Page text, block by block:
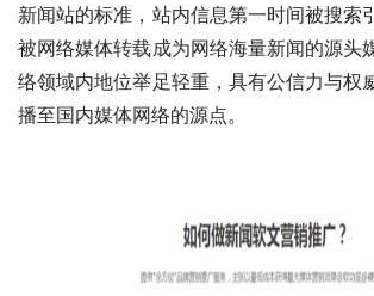
新闻站的标准，站内信息第一时间被搜索
被网络媒体转载成为网络海量新闻的源头
络领域内地位举足轻重，具有公信力与权
播至国内媒体网络的源点。